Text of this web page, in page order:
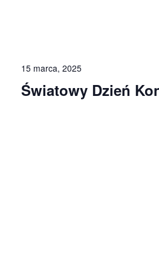
Światowy Dzień
15 marca, 2025